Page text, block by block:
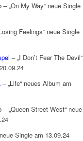
„On My Way“ neue Single
Feelings“ neue Single
– „I Don’t Fear The Devil“
– „Life“ neues Album am
„Queen Street West“ neue
Single am 13.09.24